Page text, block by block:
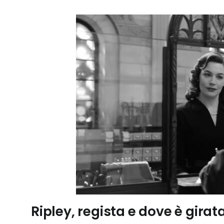
Ripley, regista e dove è